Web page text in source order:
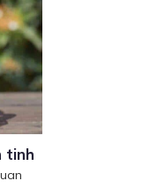
tinh